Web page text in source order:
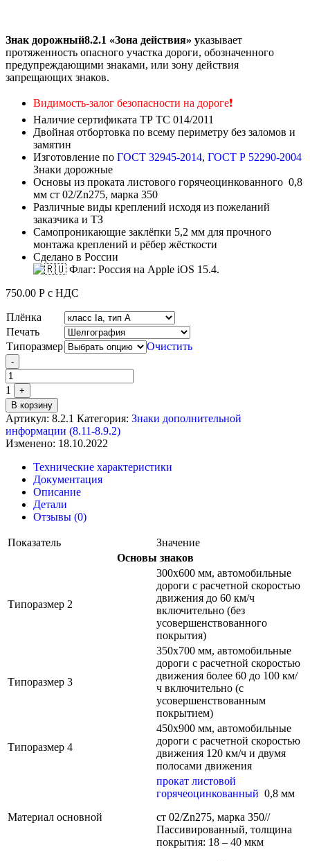
Знак дорожный8.2.1 «Зона действия» указывает
протяженность опасного участка дороги, обозначенного
предупреждающими знаками, или зону действия
запрещающих знаков.
Видимость-залог безопасности на дороге❗
Наличие сертификата ТР ТС 014/2011
Двойная отбортовка по всему периметру без заломов и
замятин
Изготовление по ГОСТ 32945-2014, ГОСТ Р 52290-2004
Знаки дорожные
Основы из проката листового горячеоцинкованного 0,8
мм ст 02/Zn275, марка 350
Различные виды креплений исходя из пожеланий
заказчика и ТЗ
Самопроникающие заклёпки 5,2 мм для прочного
монтажа креплений и рёбер жёсткости
Сделано в России
750.00 Р с НДС
Плёнка
Печать
Типоразмер
Очистить
Quantity
-
1
+
В корзину
Артикул: 8.2.1 Категория: Знаки дополнительной
информации (8.11-8.9.2)
Изменено: 18.10.2022
Технические характеристики
Документация
Описание
Детали
Отзывы (0)
Показатель
Значение
Основы знаков
Типоразмер 2
300х600 мм, автомобильные
дороги с расчетной скоростью
движения до 60 км/ч
включительно (без
усовершенствованного
покрытия)
Типоразмер 3
350х700 мм, автомобильные
дороги с расчетной скоростью
движения более 60 до 100 км/
ч включительно (с
усовершенствованным
покрытием)
Типоразмер 4
450х900 мм, автомобильные
дороги с расчетной скоростью
движения 120 км/ч и двумя
полосами движения
Материал основной
прокат листовой
горячеоцинкованный 0,8 мм
ст 02/Zn275, марка 350//
Пассивированный, толщина
покрытия: 18 – 40 мкм